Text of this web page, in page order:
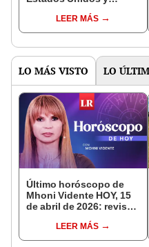
de chips de última
generación
LEER MÁS
LO MÁS VISTO LO
Último horóscopo de
Mhoni Vidente HOY, 15
de abril de 2026: revisa
signo y entérate si te
espera un día
LEER MÁS